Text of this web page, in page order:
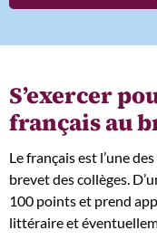
S’exercer
français au
Le français est l’une
brevet des collèges.
100 points et prend
littéraire et